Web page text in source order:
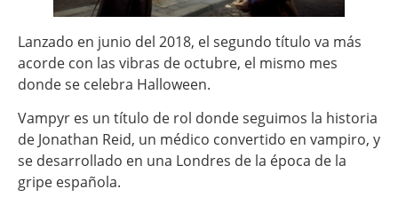
Lanzado en junio del 2018, el segundo título va más
acorde con las vibras de octubre, el mismo mes
donde se celebra Halloween.
Vampyr es un título de rol donde seguimos la historia
de Jonathan Reid, un médico convertido en vampiro, y
se desarrollado en una Londres de la época de la
gripe española.